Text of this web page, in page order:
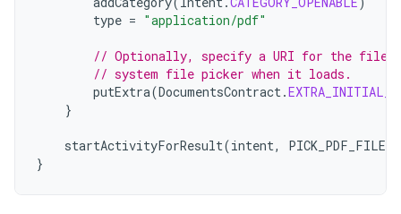
type = "application/pdf"
// Optionally, specify a URI for the file
// system file picker when it loads.
putExtra(DocumentsContract.
}
startActivityForResult(intent, PICK_PDF_FILE
}